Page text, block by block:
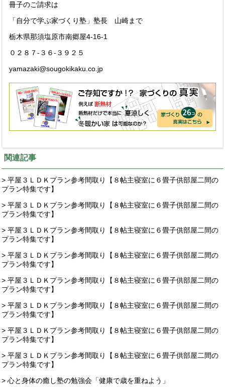
冊子のご請求は
「自分で学ぶ家づくり塾」塾長 山崎まで
栃木県那須塩原市南郷屋4-16-1
０２８７-３６-３９２５
yamazaki@sougokikaku.co.jp
関連記事
> 平屋３ＬＤＫプラン参考間取り【８帖主寝室に６畳子供部屋二間の
プラン特集です】
> 平屋３ＬＤＫプラン参考間取り【８帖主寝室に６畳子供部屋二間の
プラン特集です】
> 平屋３ＬＤＫプラン参考間取り【８帖主寝室に６畳子供部屋二間の
プラン特集です】
> 平屋３ＬＤＫプラン参考間取り【８帖主寝室に６畳子供部屋二間の
プラン特集です】
> 平屋３ＬＤＫプラン参考間取り【８帖主寝室に６畳子供部屋二間の
プラン特集です】
> 平屋３ＬＤＫプラン参考間取り【８帖主寝室に６畳子供部屋二間の
プラン特集です】
> 平屋３ＬＤＫプラン参考間取り【８帖主寝室に６畳子供部屋二間の
プラン特集です】
> 平屋３ＬＤＫプラン参考間取り【８帖主寝室に６畳子供部屋二間の
プラン特集です】
> 心と身体の癒し塾の勉強会「健康で歳を重ねよう」